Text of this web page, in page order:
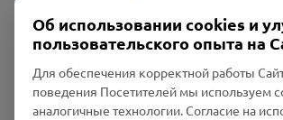
Пользовательское соглашение
Политика конфиденциальности
Промо-материалы
Об использовании cookies и
пользовательского опыта на
Для обеспечения корректной работы
поведения Посетителей мы используем
аналогичные технологии. Согласие на